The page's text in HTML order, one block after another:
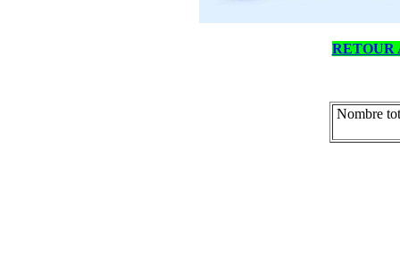
RETOUR
Nombre